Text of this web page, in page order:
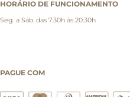
HORÁRIO DE FUNCIONAMENTO
Seg. a Sáb. das 7:30h às 20:30h
PAGUE COM